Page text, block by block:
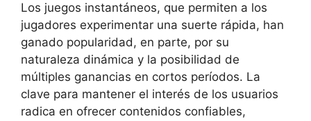
Los juegos instantáneos, que permiten a los
jugadores experimentar una suerte rápida, han
ganado popularidad, en parte, por su
naturaleza dinámica y la posibilidad de
múltiples ganancias en cortos períodos. La
clave para mantener el interés de los usuarios
radica en ofrecer contenidos confiables,